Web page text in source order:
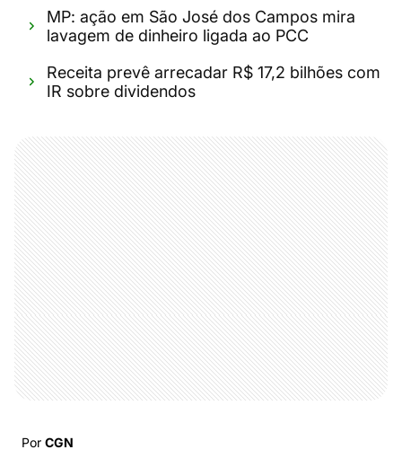
MP: ação em São José dos Campos mira
lavagem de dinheiro ligada ao PCC
Receita prevê arrecadar R$ 17,2 bilhões com
IR sobre dividendos
Por CGN